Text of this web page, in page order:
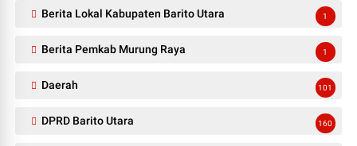
Berita Lokal Kabupaten Barito Utara 1
Berita Pemkab Murung Raya 1
Daerah 101
DPRD Barito Utara 160